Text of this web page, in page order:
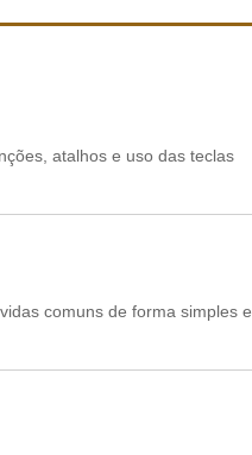
atalhos e uso das teclas
comuns de forma simples e